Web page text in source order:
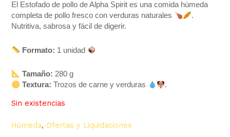
El Estofado de pollo de Alpha Spirit es una comida húmeda
completa de pollo fresco con verduras naturales
.
Nutritiva, sabrosa y fácil de digerir.
Formato: 1 unidad
Tamaño: 280 g
Textura: Trozos de carne y verduras .
Sin existencias
Húmeda, Ofertas y Liquidaciones